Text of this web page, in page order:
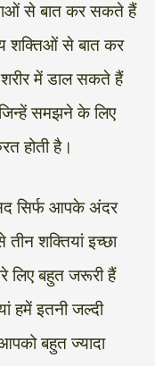
से बात कर सकते हैं
शक्तिओं से बात कर
में डाल सकते हैं
जिन्हें समझने के लिए
होती है।
सिर्फ आपके अंदर
शक्तियां इच्छा
लिए बहुत जरूरी हैं
हमें इतनी जल्दी
बहुत ज्यादा